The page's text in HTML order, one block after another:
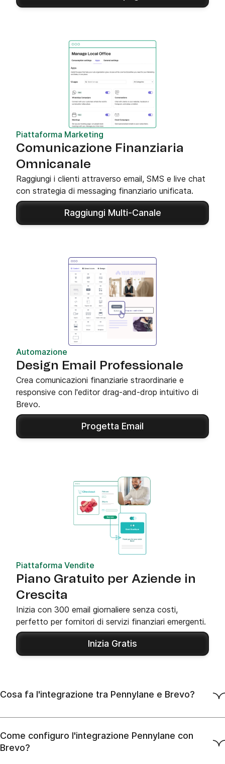
Piattaforma Marketing
Comunicazione Finanziaria
Omnicanale
Raggiungi i clienti attraverso email, SMS e live chat
con strategia di messaging finanziario unificata.
Raggiungi Multi-Canale
Automazione
Design Email Professionale
Crea comunicazioni finanziarie straordinarie e
responsive con l'editor drag-and-drop intuitivo di
Brevo.
Progetta Email
Piattaforma Vendite
Piano Gratuito per Aziende in
Crescita
Inizia con 300 email giornaliere senza costi,
perfetto per fornitori di servizi finanziari emergenti.
Inizia Gratis
Cosa fa l'integrazione tra Pennylane e Brevo?
Come configuro l'integrazione Pennylane con
Brevo?